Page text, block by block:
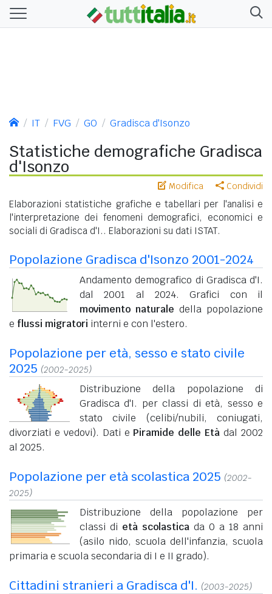
IT FVG GO Gradisca d'Isonzo
Statistiche demografiche Gradisca
d'Isonzo
Modifica Condividi
Elaborazioni statistiche grafiche e tabellari per l'analisi e
l'interpretazione dei fenomeni demografici, economici e
sociali di Gradisca d'I.. Elaborazioni su dati ISTAT.
Popolazione Gradisca d'Isonzo 2001-2024
Andamento demografico di Gradisca d'I.
dal 2001 al 2024. Grafici con il
movimento naturale della popolazione
e flussi migratori interni e con l'estero.
Popolazione per età, sesso e stato civile
2025 (2002-2025)
Distribuzione della popolazione di
Gradisca d'I. per classi di età, sesso e
stato civile (celibi/nubili, coniugati,
divorziati e vedovi). Dati e Piramide delle Età dal 2002
al 2025.
Popolazione per età scolastica 2025 (2002-
2025)
Distribuzione della popolazione per
classi di età scolastica da 0 a 18 anni
(asilo nido, scuola dell'infanzia, scuola
primaria e scuola secondaria di I e II grado).
Cittadini stranieri a Gradisca d'I. (2003-2025)